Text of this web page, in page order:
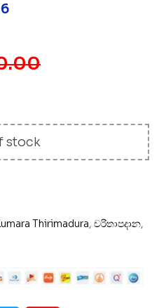
stock
Thirimadura, චරිතාපදාන,